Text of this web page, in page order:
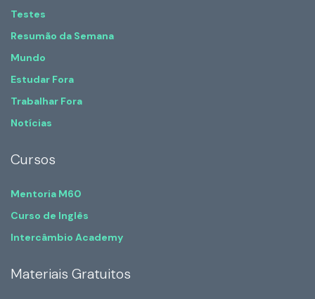
Testes
Resumão da Semana
Mundo
Estudar Fora
Trabalhar Fora
Notícias
Cursos
Mentoria M60
Curso de Inglês
Intercâmbio Academy
Materiais Gratuitos